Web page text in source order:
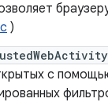
)
с